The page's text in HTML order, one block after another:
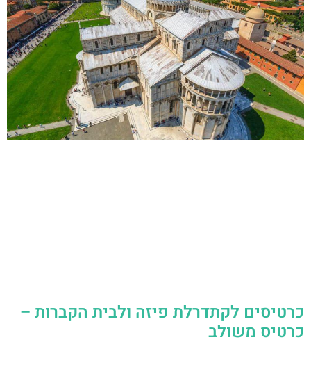
כרטיסים לקתדרלת פיזה ולבית הקברות –
כרטיס משולב